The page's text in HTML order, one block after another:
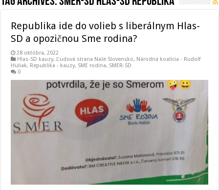
Republika ide do volieb s liberálnym Hlas-
SD a opozičnou Sme rodina?
28 októbra, 2022
Hlas-SD kauzy,Ľudová strana Naše Slovensko, Národná koalícia - Rudolf
Huliak, Republika - kauzy, SME rodina, SMER-SD
0